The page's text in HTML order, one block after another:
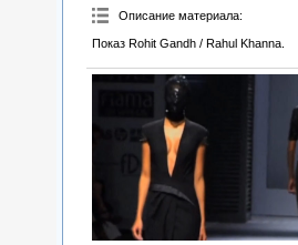
Описание материала:
Показ Rohit Gandh / Rahul Khanna.